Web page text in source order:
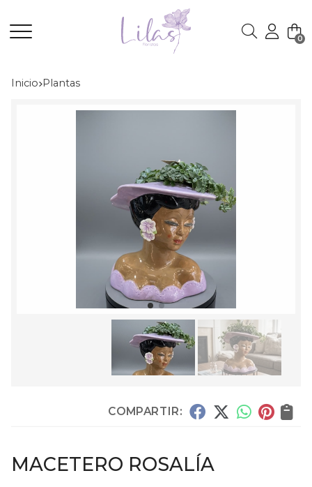
Buscar 0
Inicio plantas
COMPARTIR:
MACETERO ROSALÍA